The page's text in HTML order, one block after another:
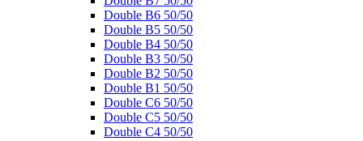
Double B6 50/50
Double B5 50/50
Double B4 50/50
Double B3 50/50
Double B2 50/50
Double B1 50/50
Double C6 50/50
Double C5 50/50
Double C4 50/50